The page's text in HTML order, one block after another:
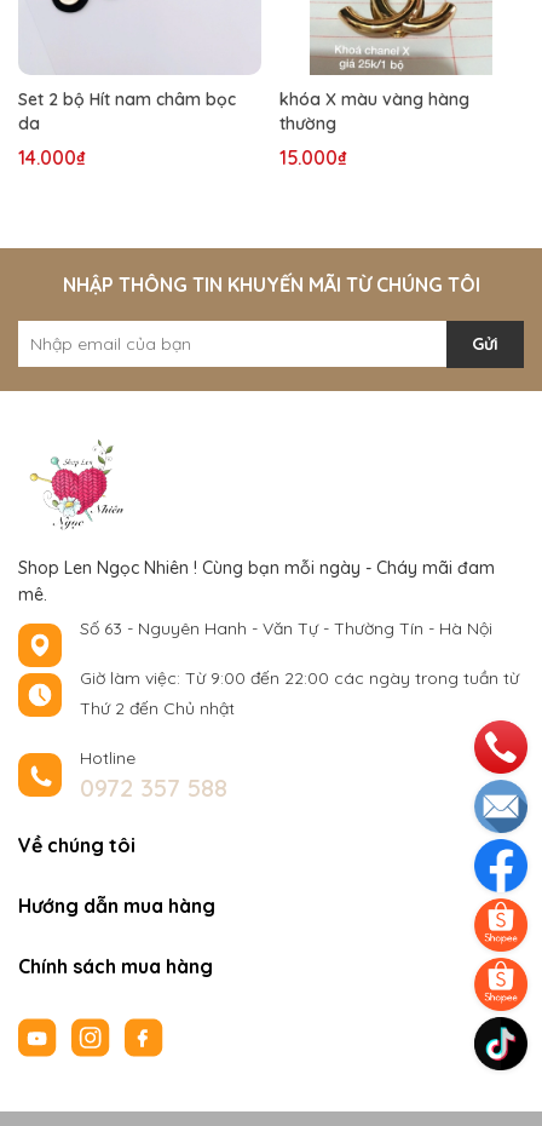
Set 2 bộ Hít nam châm bọc
da
14.000₫
khóa X màu vàng hàng
thường
15.000₫
NHẬP THÔNG TIN KHUYẾN MÃI TỪ CHÚNG TÔI
Gửi
Shop Len Ngọc Nhiên ! Cùng bạn mỗi ngày - Cháy mãi đam
mê.
Số 63 - Nguyên Hanh - Văn Tự - Thường Tín - Hà Nội
Giờ làm việc: Từ 9:00 đến 22:00 các ngày trong tuần từ
Thứ 2 đến Chủ nhật
Hotline
0972 357 588
Về chúng tôi
Hướng dẫn mua hàng
Chính sách mua hàng